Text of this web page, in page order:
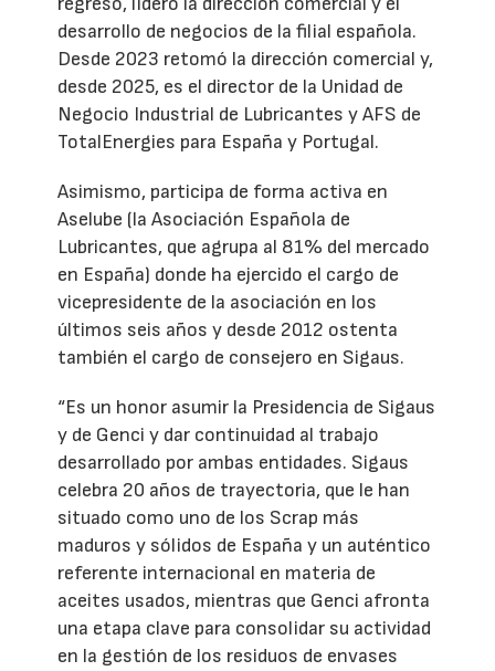
desarrollo de negocios de la filial española.
Desde 2023 retomó la dirección comercial y,
desde 2025, es el director de la Unidad de
Negocio Industrial de Lubricantes y AFS de
TotalEnergies para España y Portugal.
Asimismo, participa de forma activa en
Aselube (la Asociación Española de
Lubricantes, que agrupa al 81% del mercado
en España) donde ha ejercido el cargo de
vicepresidente de la asociación en los
últimos seis años y desde 2012 ostenta
también el cargo de consejero en Sigaus.
“Es un honor asumir la Presidencia de Sigaus
y de Genci y dar continuidad al trabajo
desarrollado por ambas entidades. Sigaus
celebra 20 años de trayectoria, que le han
situado como uno de los Scrap más
maduros y sólidos de España y un auténtico
referente internacional en materia de
aceites usados, mientras que Genci afronta
una etapa clave para consolidar su actividad
en la gestión de los residuos de envases